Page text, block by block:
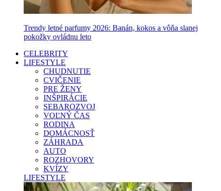
Trendy letné parfumy 2026: Banán, kokos a vôňa slanej
pokožky ovládnu leto
CELEBRITY
LIFESTYLE
CHUDNUTIE
CVIČENIE
PRE ŽENY
INŠPIRÁCIE
SEBAROZVOJ
VOĽNÝ ČAS
RODINA
DOMÁCNOSŤ
ZÁHRADA
AUTO
ROZHOVORY
KVÍZY
LIFESTYLE